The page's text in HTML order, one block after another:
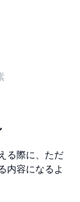
る際に、ただ
内容になるよ